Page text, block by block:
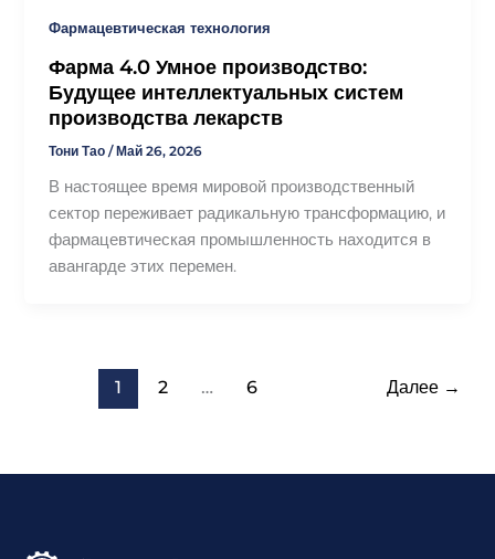
Фармацевтическая технология
Фарма 4.0 Умное производство:
Будущее интеллектуальных систем
производства лекарств
Тони Тао/Май 26, 2026
В настоящее время мировой производственный
сектор переживает радикальную трансформацию, и
фармацевтическая промышленность находится в
авангарде этих перемен.
1 2 … 6 Далее →